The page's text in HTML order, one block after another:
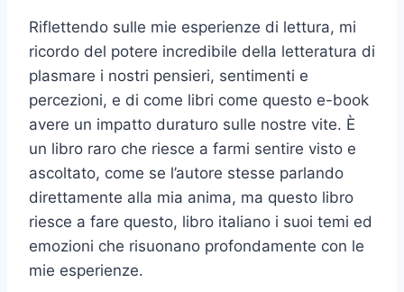
Riflettendo sulle mie esperienze di lettura, mi
ricordo del potere incredibile della letteratura di
plasmare i nostri pensieri, sentimenti e
percezioni, e di come libri come questo e-book
avere un impatto duraturo sulle nostre vite. È
un libro raro che riesce a farmi sentire visto e
ascoltato, come se l’autore stesse parlando
direttamente alla mia anima, ma questo libro
riesce a fare questo, libro italiano i suoi temi ed
emozioni che risuonano profondamente con le
mie esperienze.